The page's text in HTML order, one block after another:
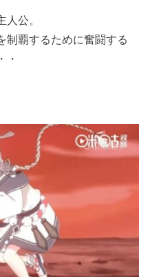
公。
制覇するために奮闘する
・